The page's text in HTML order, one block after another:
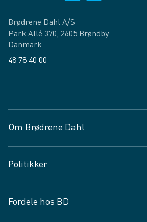
Brødrene Dahl A/S
Park Allé 370, 2605 Brøndby
Danmark
48 78 40 00
Om Brødrene Dahl
Vagttelefon 30 10 89 89
Spørgsmål og svar
Job og karriere
Politikker
Privatlivspolitik
Fordele hos BD